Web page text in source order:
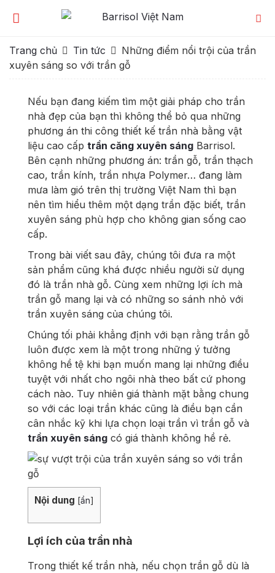
Trang chủ Tin tức
Những điểm nổi trội của trần
xuyên sáng so với trần gỗ
Nếu bạn đang kiếm tìm một giải pháp cho trần
nhà đẹp của bạn thì không thể bỏ qua những
phương án thi công thiết kế trần nhà bằng vật
liệu cao cấp trần căng xuyên sáng Barrisol.
Bên cạnh những phương án: trần gỗ, trần thạch
cao, trần kính, trần nhựa Polymer… đang làm
mưa làm gió trên thị trường Việt Nam thì bạn
nên tìm hiểu thêm một dạng trần đặc biết, trần
xuyên sáng phù hợp cho không gian sống cao
cấp.
Trong bài viết sau đây, chúng tôi đưa ra một
sản phẩm cũng khá được nhiều người sử dụng
đó là trần nhà gỗ. Cùng xem những lợi ích mà
trần gỗ mang lại và có những so sánh nhỏ với
trần xuyên sáng của chúng tôi.
Chúng tối phải khẳng định với bạn rằng trần gỗ
luôn được xem là một trong những ý tưởng
không hề tệ khi bạn muốn mang lại những điều
tuyệt với nhất cho ngôi nhà theo bất cứ phong
cách nào. Tuy nhiên giá thành mặt bằng chung
so với các loại trần khác cũng là điều bạn cần
cân nhắc kỹ khi lựa chọn loại trần vì trần gỗ và
trần xuyên sáng có giá thành không hề rẻ.
Nội dung [ẩn]
Lợi ích của trần nhà
Trong thiết kế trần nhà, nếu chọn trần gỗ dù là